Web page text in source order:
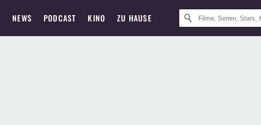
NEWS PODCAST KINO ZU HAUSE